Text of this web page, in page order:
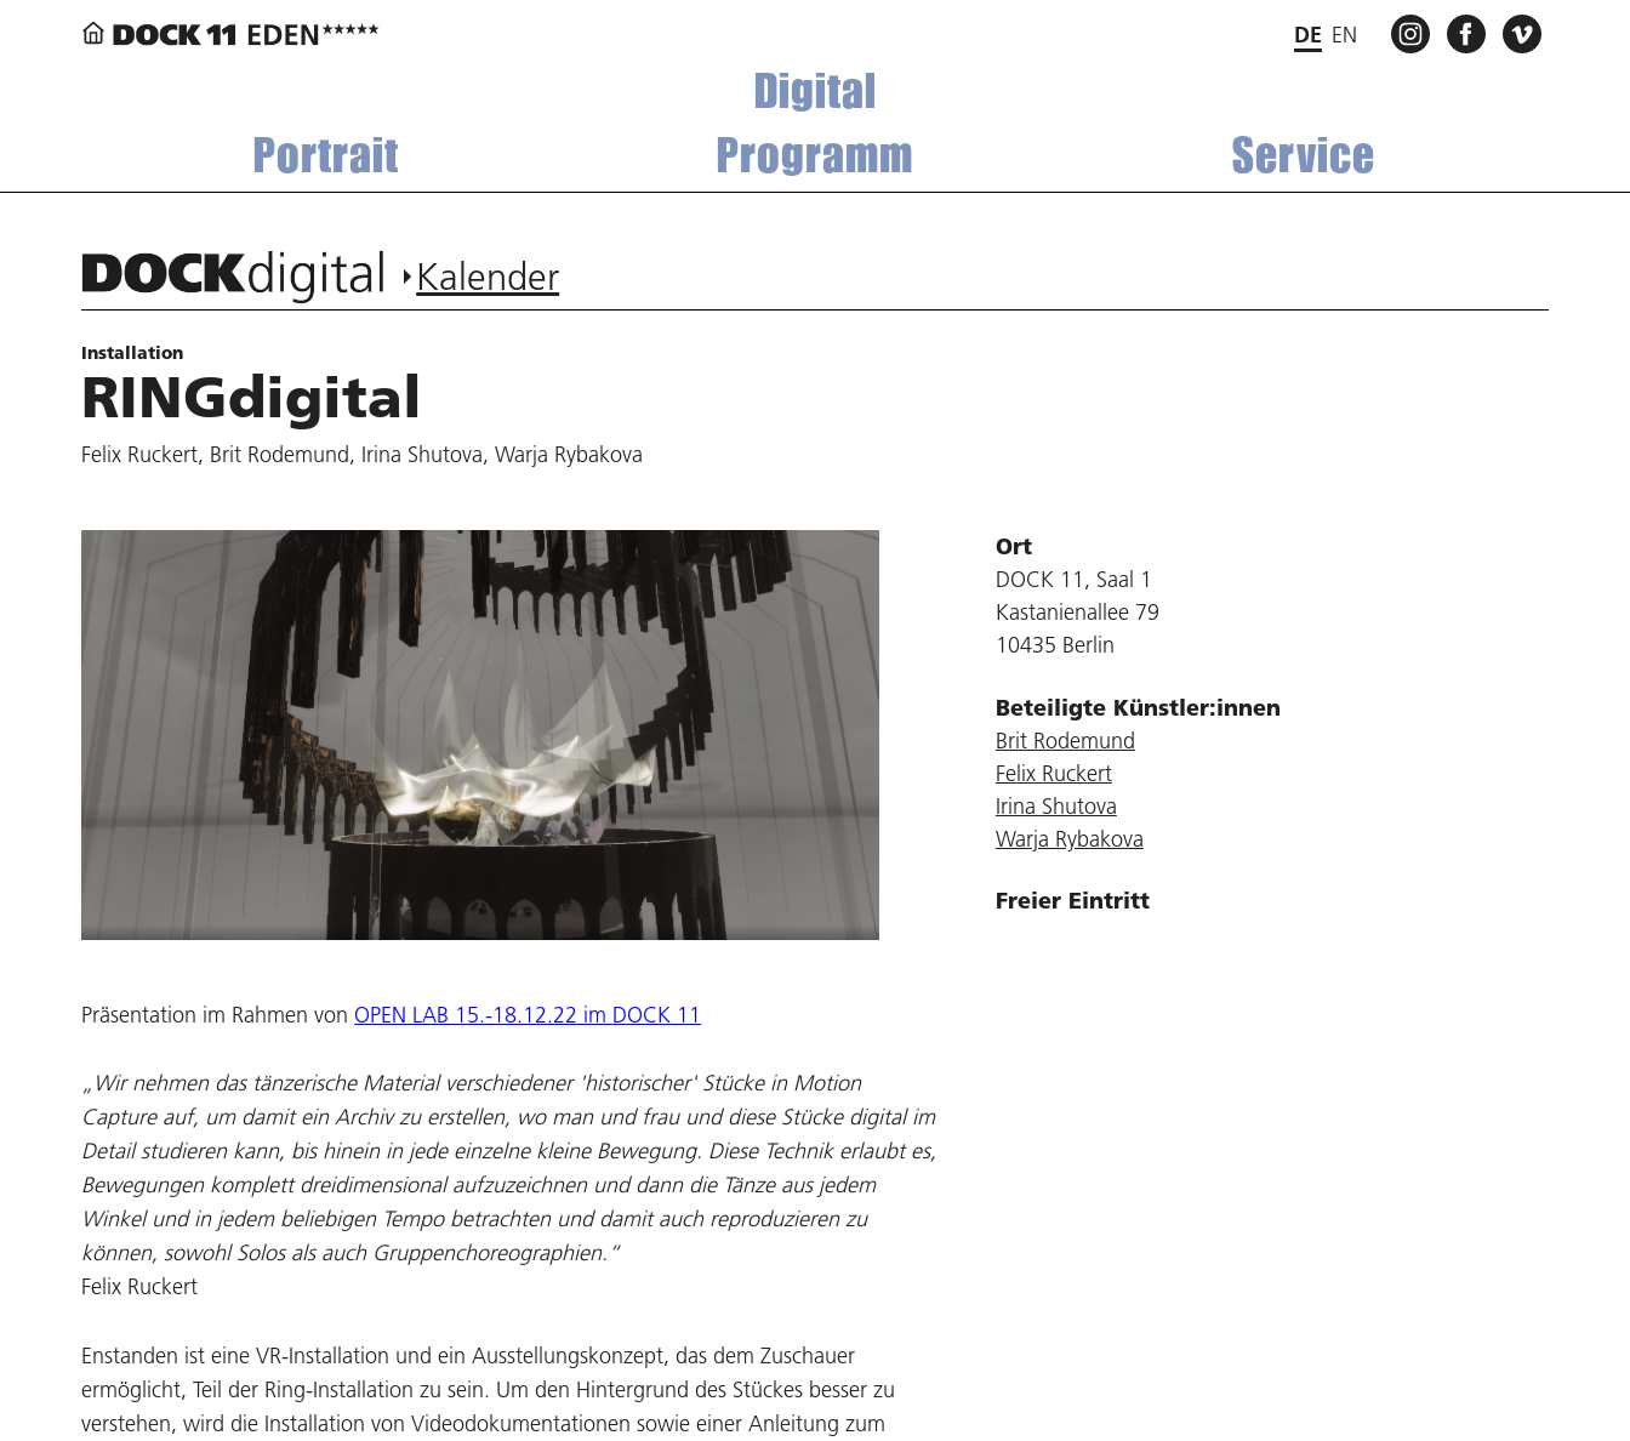
DE EN INSTAGRAMFACEBOOK
Digital
Portrait
Programm Service
Kalender
Installation
RINGdigital
Felix Ruckert, Brit Rodemund, Irina Shutova, Warja Rybakova
Präsentation im Rahmen von OPEN LAB 15.-18.12.22 im DOCK 11
„Wir nehmen das tänzerische Material verschiedener 'historischer' Stücke in Motion
Capture auf, um damit ein Archiv zu erstellen, wo man und frau und diese Stücke digital im
Detail studieren kann, bis hinein in jede einzelne kleine Bewegung. Diese Technik erlaubt es,
Bewegungen komplett dreidimensional aufzuzeichnen und dann die Tänze aus jedem
Winkel und in jedem beliebigen Tempo betrachten und damit auch reproduzieren zu
können, sowohl Solos als auch Gruppenchoreographien.“
Felix Ruckert
Enstanden ist eine VR-Installation und ein Ausstellungskonzept, das dem Zuschauer
ermöglicht, Teil der Ring-Installation zu sein. Um den Hintergrund des Stückes besser zu
verstehen, wird die Installation von Videodokumentationen sowie einer Anleitung zum
Ort
DOCK 11, Saal 1
Kastanienallee 79
10435 Berlin
Beteiligte Künstler:innen
Brit Rodemund
Felix Ruckert
Irina Shutova
Warja Rybakova
Freier Eintritt